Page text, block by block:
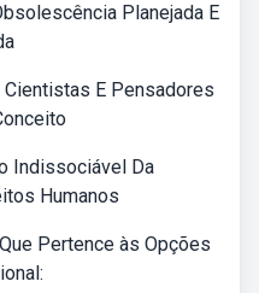
Planejada E
E Pensadores
Indissociável Da
Humanos
Pertence às Opções